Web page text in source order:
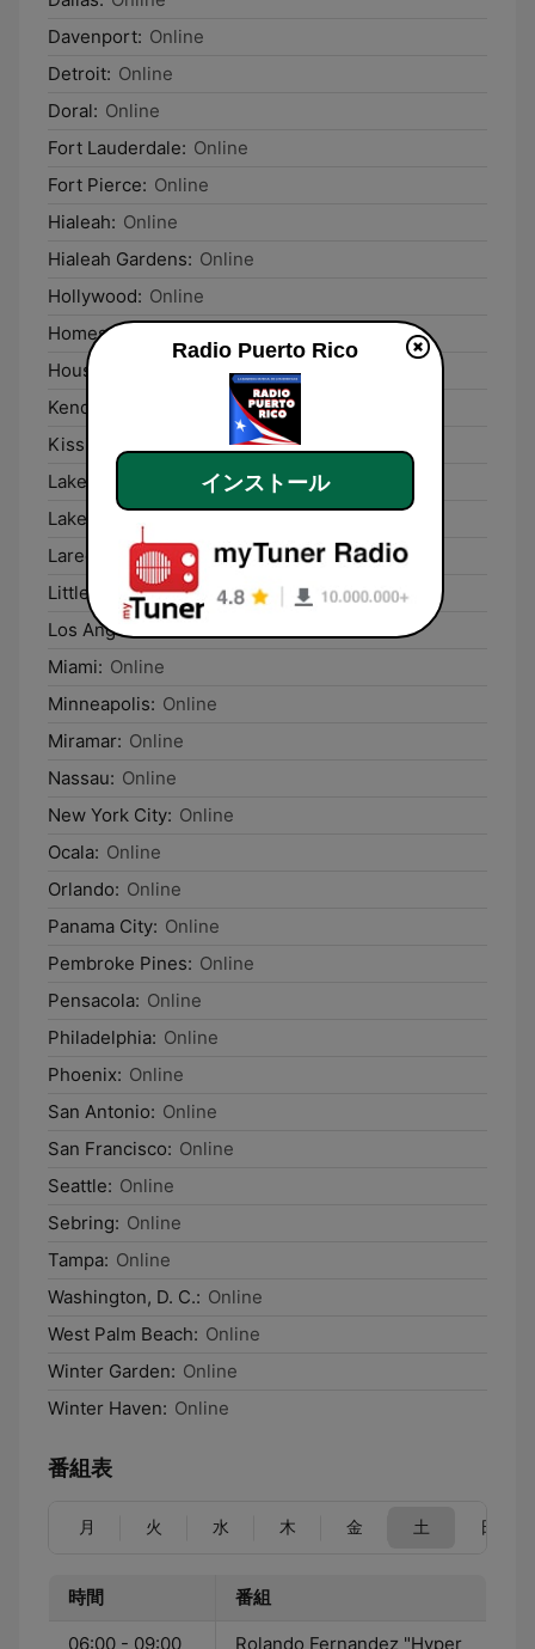
Davenport: Online
Detroit: Online
Doral: Online
Fort Lauderdale: Online
Fort Pierce: Online
Hialeah: Online
Hialeah Gardens: Online
Hollywood: Online
Homestead:
Houston:
Kendall:
Kissimmee:
Lake Placid:
Online
Lakeland: Online
Laredo:
Online
Little Havana: Online
Los Angeles:
Miami: Online
Minneapolis: Online
Miramar: Online
Nassau: Online
New York City: Online
Ocala: Online
Orlando: Online
Panama City: Online
Pembroke Pines: Online
Pensacola: Online
Philadelphia: Online
Phoenix: Online
San Antonio: Online
San Francisco: Online
Seattle: Online
Sebring: Online
Tampa: Online
Washington, D. C.: Online
West Palm Beach: Online
Winter Garden: Online
Winter Haven: Online
番組表
月 火 水 木 金 土 日
時間 番組
06:00 - 09:00
Rolando Fernandez "Hyper
Radio Puerto Rico
インストール